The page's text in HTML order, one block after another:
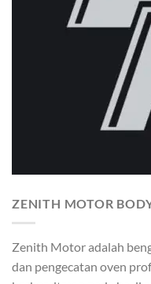
ZENITH MOTOR
Zenith Motor adalah
dan pengecatan oven